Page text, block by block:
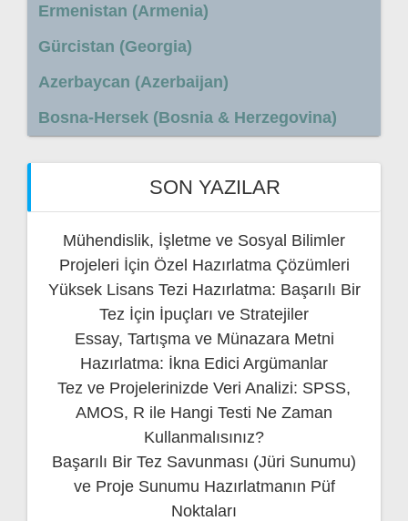
Ermenistan (Armenia)
Gürcistan (Georgia)
Azerbaycan (Azerbaijan)
Bosna-Hersek (Bosnia & Herzegovina)
SON YAZILAR
Mühendislik, İşletme ve Sosyal Bilimler
Projeleri İçin Özel Hazırlatma Çözümleri
Yüksek Lisans Tezi Hazırlatma: Başarılı Bir
Tez İçin İpuçları ve Stratejiler
Essay, Tartışma ve Münazara Metni
Hazırlatma: İkna Edici Argümanlar
Tez ve Projelerinizde Veri Analizi: SPSS,
AMOS, R ile Hangi Testi Ne Zaman
Kullanmalısınız?
Başarılı Bir Tez Savunması (Jüri Sunumu)
ve Proje Sunumu Hazırlatmanın Püf
Noktaları